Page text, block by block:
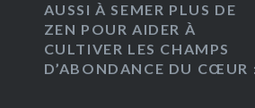
AUSSI À SEMER PLUS DE
ZEN POUR AIDER À
CULTIVER LES CHAMPS
D’ABONDANCE DU CŒUR :